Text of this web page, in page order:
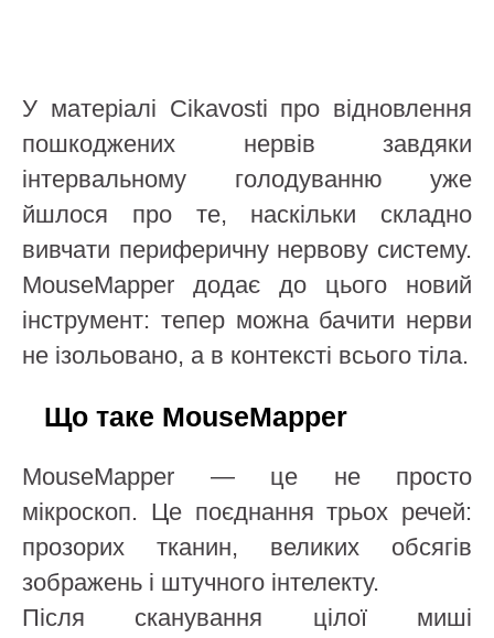
У матеріалі Cikavosti про відновлення
пошкоджених нервів завдяки
інтервальному голодуванню уже
йшлося про те, наскільки складно
вивчати периферичну нервову систему.
MouseMapper додає до цього новий
інструмент: тепер можна бачити нерви
не ізольовано, а в контексті всього тіла.
Що таке MouseMapper
MouseMapper — це не просто
мікроскоп. Це поєднання трьох речей:
прозорих тканин, великих обсягів
зображень і штучного інтелекту.
Після сканування цілої миші